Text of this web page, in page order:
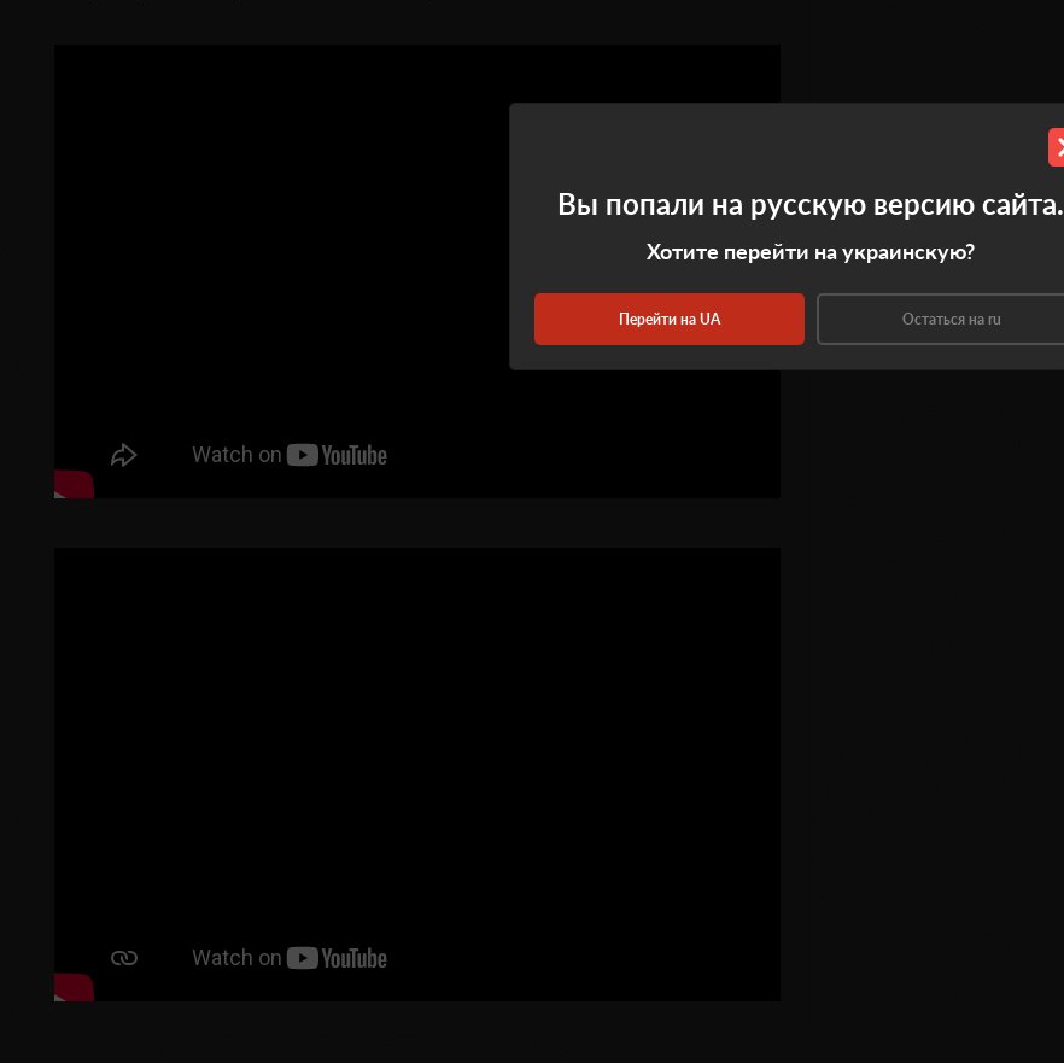
Вы попали на русскую версию сайта.
Хотите перейти на украинскую?
Перейти на UA Остаться на ru